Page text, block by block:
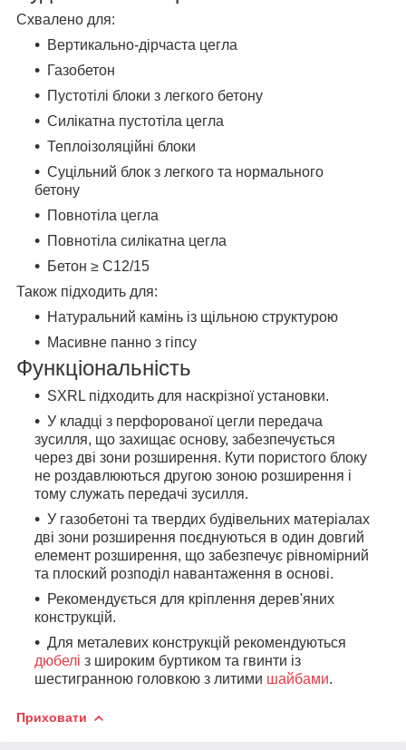
Схвалено для:
Вертикально-дірчаста цегла
Газобетон
Пустотілі блоки з легкого бетону
Силікатна пустотіла цегла
Теплоізоляційні блоки
Суцільний блок з легкого та нормального
бетону
Повнотіла цегла
Повнотіла силікатна цегла
Бетон ≥ C12/15
Також підходить для:
Натуральний камінь із щільною структурою
Масивне панно з гіпсу
Функціональність
SXRL підходить для наскрізної установки.
У кладці з перфорованої цегли передача
зусилля, що захищає основу, забезпечується
через дві зони розширення. Кути пористого блоку
не роздавлюються другою зоною розширення і
тому служать передачі зусилля.
У газобетоні та твердих будівельних матеріалах
дві зони розширення поєднуються в один довгий
елемент розширення, що забезпечує рівномірний
та плоский розподіл навантаження в основі.
Рекомендується для кріплення дерев'яних
конструкцій.
Для металевих конструкцій рекомендуються
дюбелі з широким буртиком та гвинти із
шестигранною головкою з литими шайбами.
Приховати